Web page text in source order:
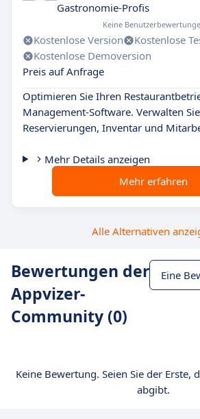
Gastronomie-Profis
Keine
Kostenlose Version
Kostenlose
Kostenlose Demoversion
Preis auf Anfrage
Optimieren Sie Ihren
Management-Software. Verwalten
Reservierungen, Inventar und
Mehr Details anzeigen
Mehr erfahren
Alle Alternativen
Bewertungen der
Appvizer-
Community (0)
Eine
Keine Bewertung. Seien Sie der Erste,
abgibt.